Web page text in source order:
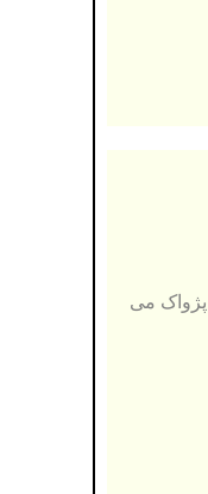
پژواک می